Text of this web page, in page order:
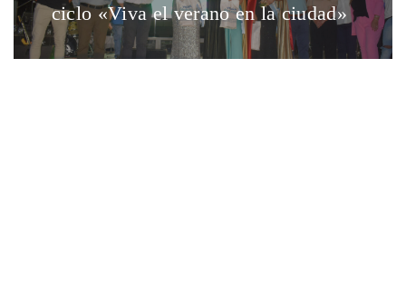
ciclo «Viva el verano en la ciudad»